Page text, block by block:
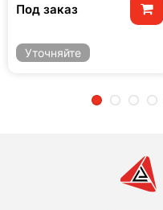
Под заказ
Уточняйте